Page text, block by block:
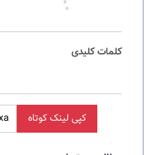
کلمات کلیدی
کپی لینک کوتاه